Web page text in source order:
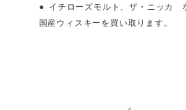
イチローズモルト、ザ・ニッカ
国産ウィスキーを買い取ります。